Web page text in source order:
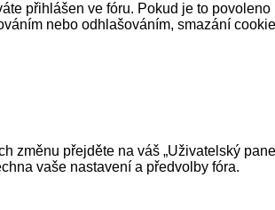
přihlášen ve fóru. Pokud je to
nebo odhlašováním, smazání
přejděte na váš „Uživatelský
vaše nastavení a předvolby fóra.